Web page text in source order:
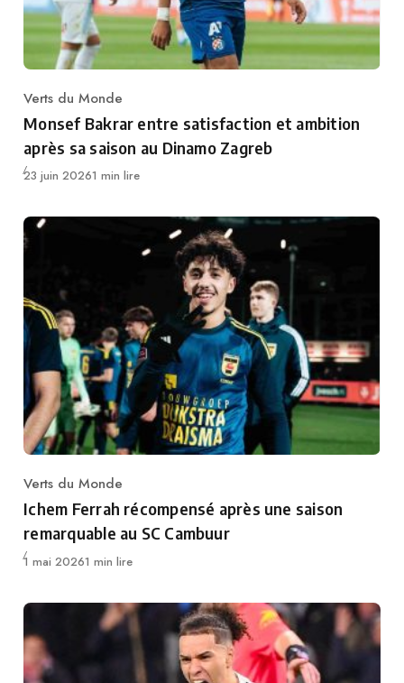
Category
Verts du Monde
Monsef Bakrar entre satisfaction et ambition
après sa saison au Dinamo Zagreb
Publié
23 juin 20261 min lire
Category
Verts du Monde
Ichem Ferrah récompensé après une saison
remarquable au SC Cambuur
Publié
1 mai 20261 min lire